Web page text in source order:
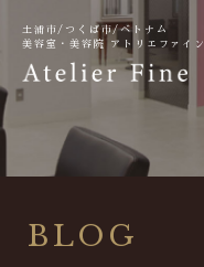
土浦市/つくば市/ベトナム
美容室・美容院 アトリエファイン
BLOG